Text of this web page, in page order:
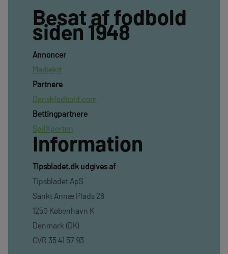
Besat af fodbold
siden 1948
Annoncer
Mediekit
Partnere
Danskfodbold.com
Bettingpartnere
SpilXperten
Information
TIpsbladet.dk udgives af
Tipsbladet ApS
Sankt Annæ Plads 28
1250 København K
Denmark (DK)
CVR 35 41 57 93